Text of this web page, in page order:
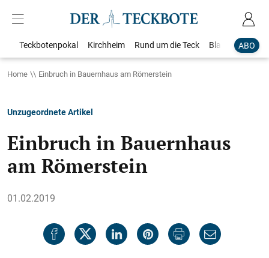
ABO
Teckbotenpokal Kirchheim Rund um die Teck Blaulicht
Home Einbruch in Bauernhaus am Römerstein
Unzugeordnete Artikel
Einbruch in Bauernhaus
am Römerstein
01.02.2019